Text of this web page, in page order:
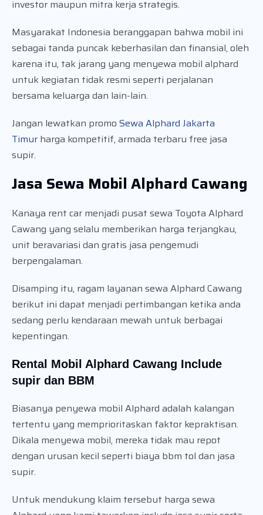
investor maupun mitra kerja strategis.
Masyarakat Indonesia beranggapan bahwa mobil ini
sebagai tanda puncak keberhasilan dan finansial, oleh
karena itu, tak jarang yang menyewa mobil alphard
untuk kegiatan tidak resmi seperti perjalanan
bersama keluarga dan lain-lain.
Jangan lewatkan promo Sewa Alphard Jakarta
Timur harga kompetitif, armada terbaru free jasa
supir.
Jasa Sewa Mobil Alphard Cawang
Kanaya rent car menjadi pusat sewa Toyota Alphard
Cawang yang selalu memberikan harga terjangkau,
unit beravariasi dan gratis jasa pengemudi
berpengalaman.
Disamping itu, ragam layanan sewa Alphard Cawang
berikut ini dapat menjadi pertimbangan ketika anda
sedang perlu kendaraan mewah untuk berbagai
kepentingan.
Rental Mobil Alphard Cawang Include
supir dan BBM
Biasanya penyewa mobil Alphard adalah kalangan
tertentu yang memprioritaskan faktor kepraktisan.
Dikala menyewa mobil, mereka tidak mau repot
dengan urusan kecil seperti biaya bbm tol dan jasa
supir.
Untuk mendukung klaim tersebut harga sewa